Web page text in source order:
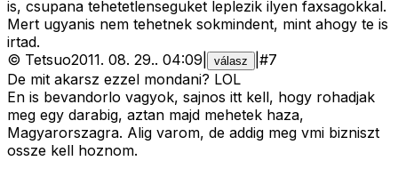
is, csupana tehetetlenseguket leplezik ilyen faxsagokkal.
Mert ugyanis nem tehetnek sokmindent, mint ahogy te is
irtad.
© Tetsuo2011. 08. 29.. 04:09 válasz #7
De mit akarsz ezzel mondani? LOL
En is bevandorlo vagyok, sajnos itt kell, hogy rohadjak
meg egy darabig, aztan majd mehetek haza,
Magyarorszagra. Alig varom, de addig meg vmi bizniszt
ossze kell hoznom.